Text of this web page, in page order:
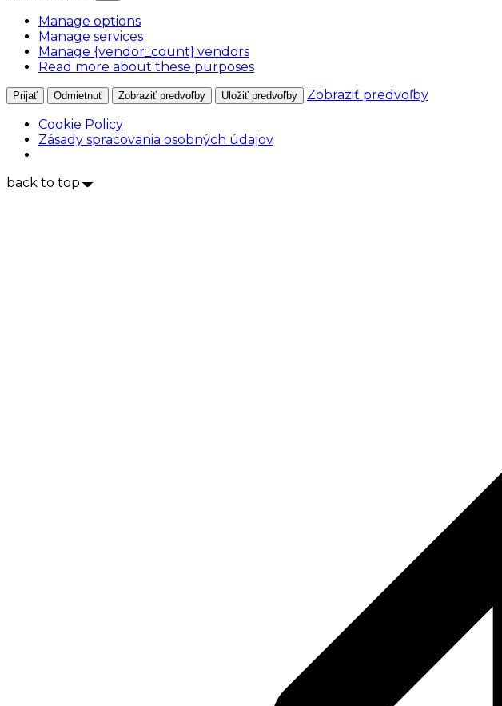
Manage options
Manage services
Manage {vendor_count} vendors
Read more about these purposes
Prijať Odmietnuť Zobraziť predvoľby Uložiť predvoľby
Zobraziť predvoľby
Cookie Policy
Zásady spracovania osobných údajov
back to top